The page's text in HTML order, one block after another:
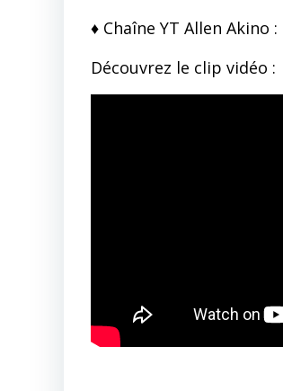
♦ Chaîne YT Allen Akino :
Découvrez le clip vidéo :